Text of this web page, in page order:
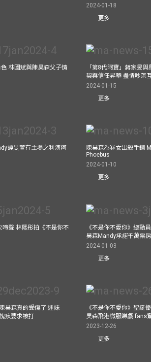
2024-01-18
更多
林國斌與陳昊森父子情
「第8代阿寶」蔣家旻
契與信任昇華 盡情吵架
2024-01-15
更多
譚旻萱有主場之利演阿
陳昊森為冧女出殺手鐧
Phoebus
2024-01-10
更多
啼聲 林熙彤拍《不是你不
《不是你不愛你》總動
昊森Mandy承諾千萬票
2024-01-03
更多
昊森真的受傷了 迷妹
疚要求被打
《不是你不愛你》聖誕
昊森飛港微服睇戲 fans
2023-12-26
更多